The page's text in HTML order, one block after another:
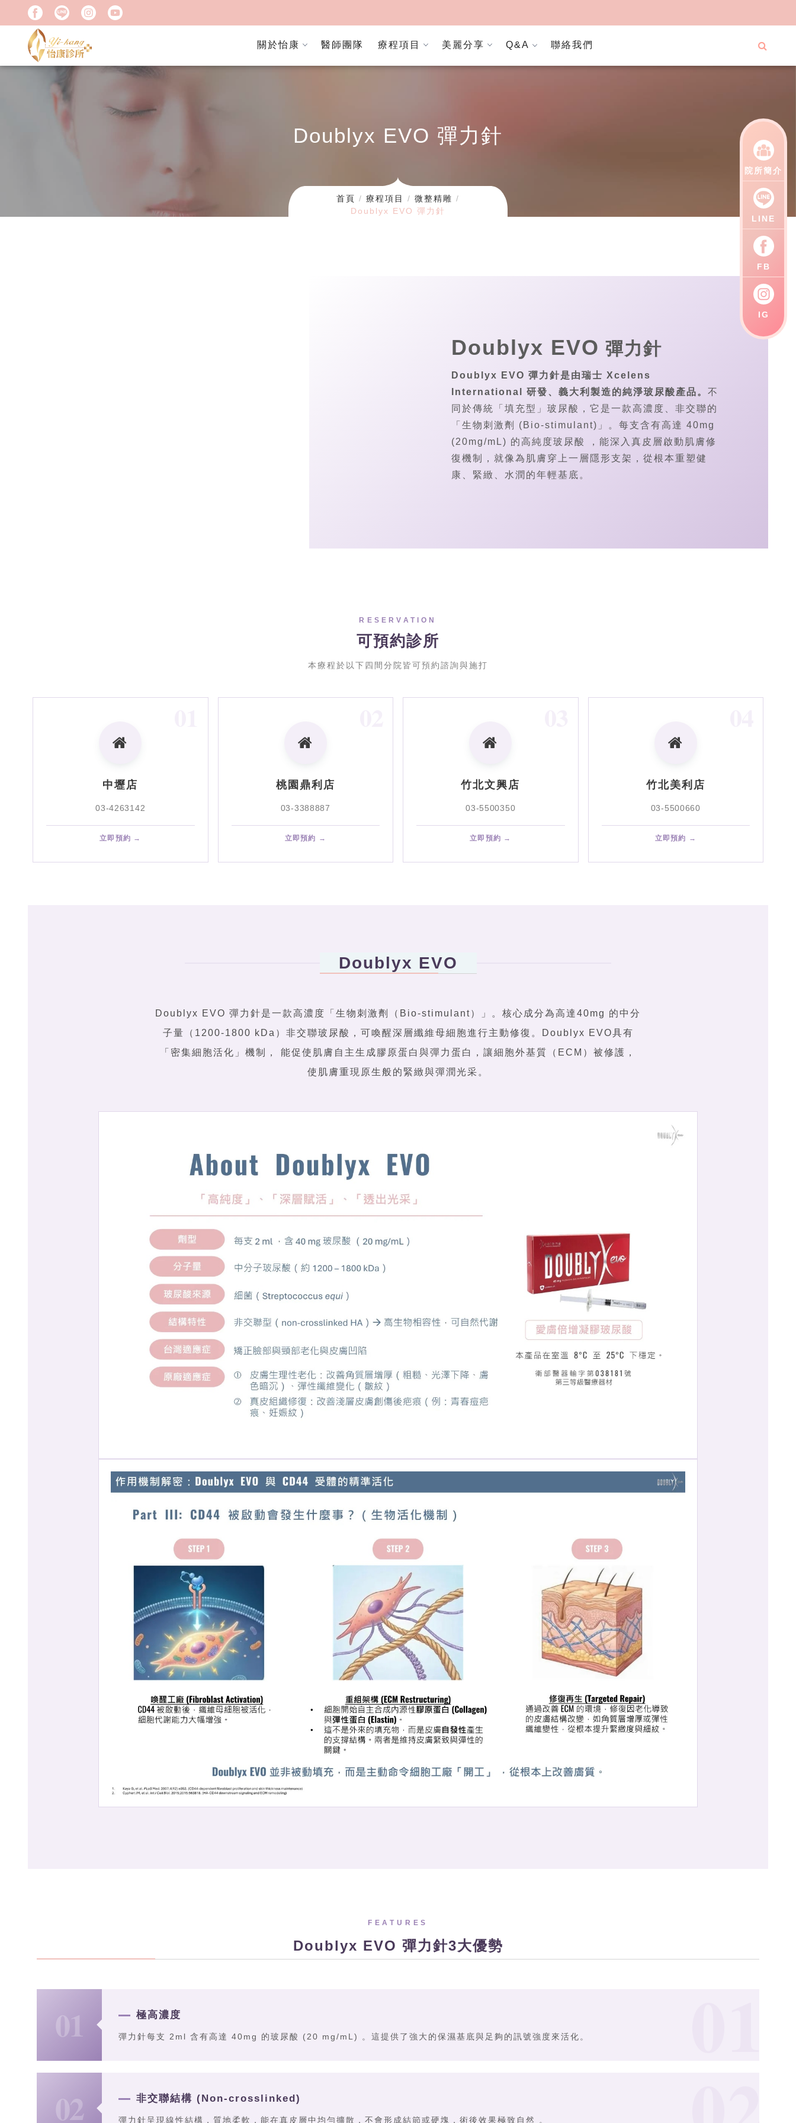
關於怡康 醫師團隊 療程項目 美麗分享 Q&A 聯絡我們
Doublyx EVO 彈力針
首頁 療程項目
微整精雕
Doublyx EVO 彈力針
Doublyx EVO 彈力針
Doublyx EVO 彈力針是由瑞士 Xcelens
International 研發、義大利製造的純淨玻尿酸產品。 不
同於傳統「填充型」玻尿酸，它是一款高濃度、非交聯的
「生物刺激劑 (Bio-stimulant)」。每支含有高達 40mg
(20mg/mL) 的高純度玻尿酸 ，能深入真皮層啟動肌膚修
復機制，就像為肌膚穿上一層隱形支架，從根本重塑健
康、緊緻、水潤的年輕基底。
RESERVATION
可預約診所
本療程於以下四間分院皆可預約諮詢與施打
中壢店
03-4263142
立即預約 →
桃園鼎利店
03-3388887
立即預約 →
竹北文興店
03-5500350
立即預約 →
竹北美利店
03-5500660
立即預約 →
Doublyx EVO
Doublyx EVO 彈力針是一款高濃度「生物刺激劑（Bio-stimulant）」。核心成分為高達40mg 的中分
子量（1200-1800 kDa）非交聯玻尿酸，可喚醒深層纖維母細胞進行主動修復。Doublyx EVO具有
「密集細胞活化」機制， 能促使肌膚自主生成膠原蛋白與彈力蛋白，讓細胞外基質（ECM）被修護，
使肌膚重現原生般的緊緻與彈潤光采。
FEATURES
Doublyx EVO 彈力針3大優勢
01 極高濃度
彈力針每支 2ml 含有高達 40mg 的玻尿酸 (20 mg/mL) 。這提供了強大的保濕基底與足夠的訊號強度來活化。
02 非交聯結構 (Non-crosslinked)
彈力針呈現線性結構，質地柔軟，能在真皮層中均勻擴散，不會形成結節或硬塊，術後效果極致自然 。
院所簡介
LINE
FB
IG